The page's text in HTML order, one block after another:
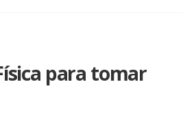
para tomar